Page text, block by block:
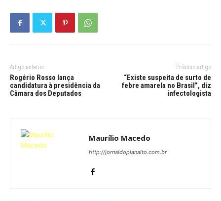
Artigo anterior
Rogério Rosso lança
candidatura à presidência da
Câmara dos Deputados
Próximo artigo
“Existe suspeita de surto de
febre amarela no Brasil”, diz
infectologista
Maurílio Macedo
http://jornaldoplanalto.com.br